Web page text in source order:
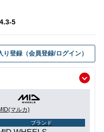
5
り登録（会員登録/ログイン）
マルカ)
ブランド